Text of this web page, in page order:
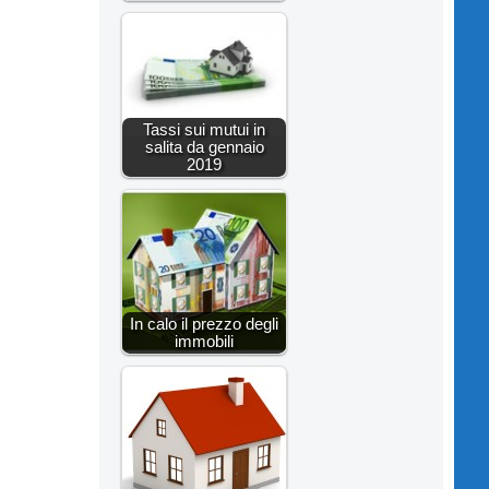
Tassi sui mutui in
salita da gennaio
2019
In calo il prezzo degli
immobili